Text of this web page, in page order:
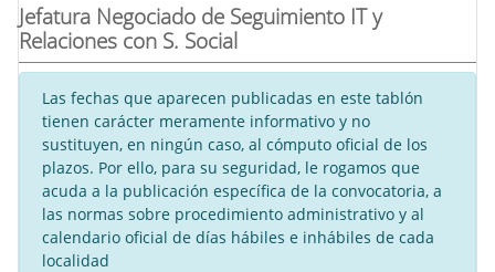
Jefatura Negociado de Seguimiento IT y
Relaciones con S. Social
Las fechas que aparecen publicadas en este tablón
tienen carácter meramente informativo y no
sustituyen, en ningún caso, al cómputo oficial de los
plazos. Por ello, para su seguridad, le rogamos que
acuda a la publicación específica de la convocatoria, a
las normas sobre procedimiento administrativo y al
calendario oficial de días hábiles e inhábiles de cada
localidad